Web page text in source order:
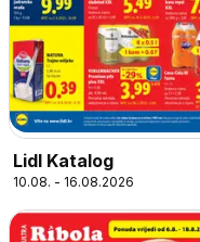
Lidl Katalog
10.08. - 16.08.2026